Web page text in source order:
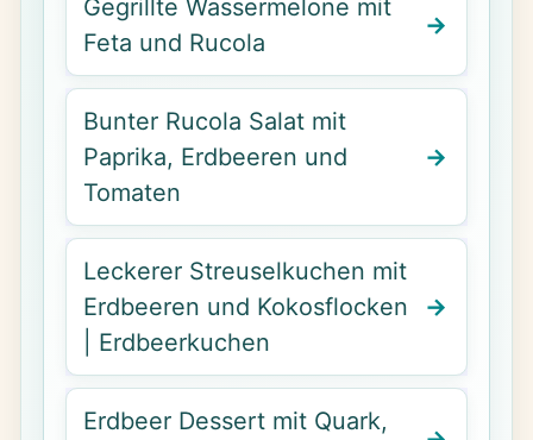
Gegrillte Wassermelone mit
Feta und Rucola
Bunter Rucola Salat mit
Paprika, Erdbeeren und
Tomaten
Leckerer Streuselkuchen mit
Erdbeeren und Kokosflocken
| Erdbeerkuchen
Erdbeer Dessert mit Quark,